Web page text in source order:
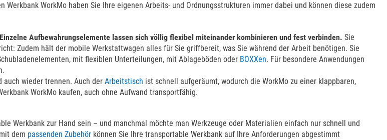
WorkMo haben Sie Ihre eigenen Arbeits- und Ordnungsstrukturen immer dabei und können diese zudem
Einzelne Aufbewahrungselemente lassen sich völlig flexibel miteinander kombinieren und fest verbinden. Sie
Zudem hält der mobile Werkstattwagen alles für Sie griffbereit, was Sie während der Arbeit benötigen. Sie
mit flexiblen Unterteilungen, mit Ablageböden oder BOXXen. Für besondere Anwendungen
wieder trennen. Auch der Arbeitstisch ist schnell aufgeräumt, wodurch die WorkMo zu einer klappbaren,
WorkMo kaufen, auch ohne Aufwand transportfähig.
Werkbank zur Hand sein – und manchmal möchte man Werkzeuge oder Materialien einfach nur schnell und
dem passenden Zubehör können Sie Ihre transportable Werkbank auf Ihre Anforderungen abgestimmt